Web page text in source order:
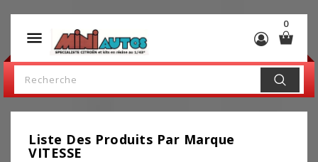

0
Liste Des Produits Par Marque
VITESSE